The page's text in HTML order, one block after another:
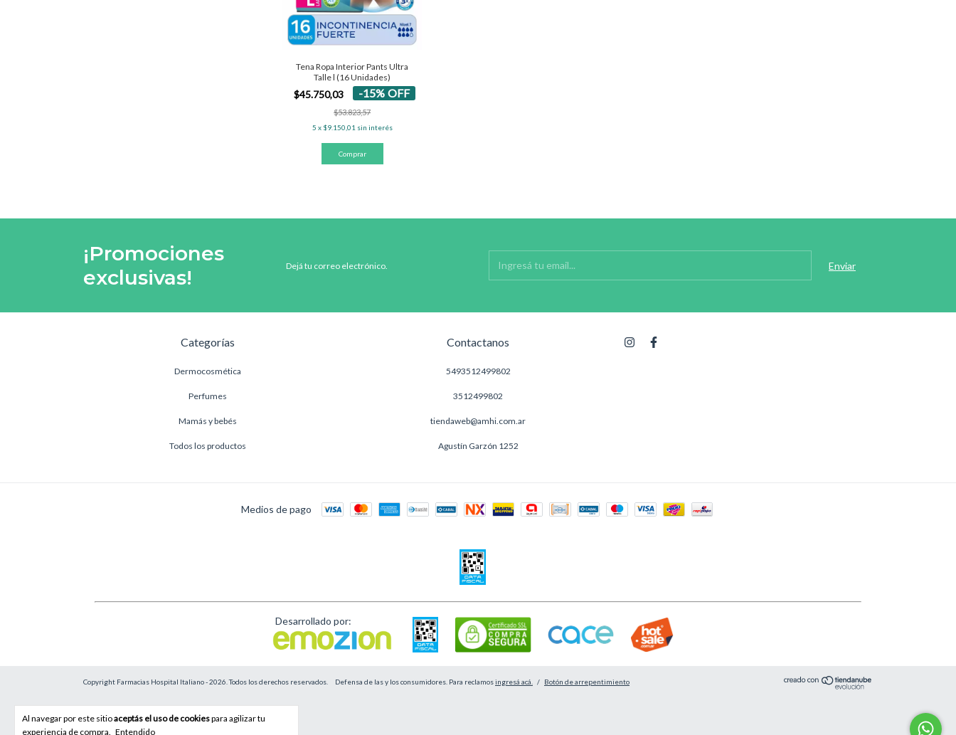
Al navegar por este sitioaceptás el uso de cookiespara agilizar tu
experiencia de compra. Entendido
Tena Ropa Interior Pants Ultra
Talle l (16 Unidades)
$45.750,03 -15% OFF
$53.823,57
5 x $9.150,01 sin interés
¡Promociones
exclusivas!
Dejá tu correo electrónico.
Categorías
Dermocosmética
Perfumes
Mamás y bebés
Todos los productos
Contactanos
5493512499802
3512499802
tiendaweb@amhi.com.ar
Agustín Garzón 1252
Medios de pago
Desarrollado por:
Copyright Farmacias Hospital Italiano - 2026. Todos los derechos reservados. Defensa de las y los consumidores. Para reclamosingresá acá. / Botón de arrepentimiento